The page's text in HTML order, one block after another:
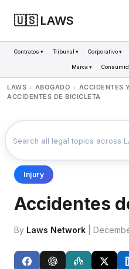
🇺🇸 LAWS
Contratos ▾ Tribunal ▾ Corporativo ▾
Marca ▾
LAWS > ABOGADO > ACCIDENTES
ACCIDENTES DE BICICLETA
Injury
Accidentes
By Laws Network |